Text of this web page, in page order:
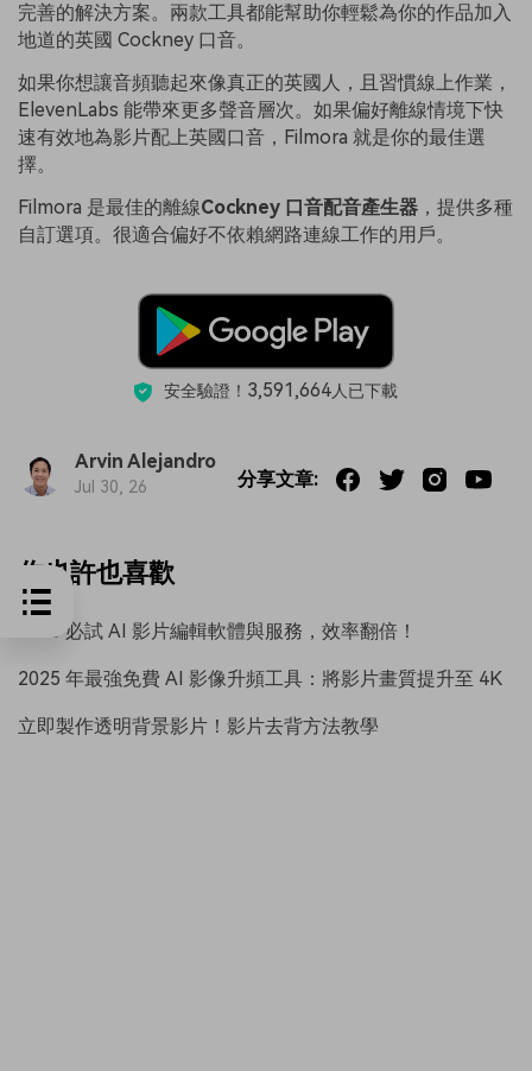
完善的解決方案。兩款工具都能幫助你輕鬆為你的作品加入
地道的英國 Cockney 口音。
如果你想讓音頻聽起來像真正的英國人，且習慣線上作業，
ElevenLabs 能帶來更多聲音層次。如果偏好離線情境下快
速有效地為影片配上英國口音，Filmora 就是你的最佳選
擇。
Filmora 是最佳的離線Cockney 口音配音產生器 ，提供多種
自訂選項。很適合偏好不依賴網路連線工作的用戶。
安全驗證！ 3,591,664人已下載
Arvin Alejandro
Jul 30, 26 分享文章:
你也許也喜歡
2025 必試 AI 影片編輯軟體與服務，效率翻倍！
2025 年最強免費 AI 影像升頻工具：將影片畫質提升至 4K
立即製作透明背景影片！影片去背方法教學